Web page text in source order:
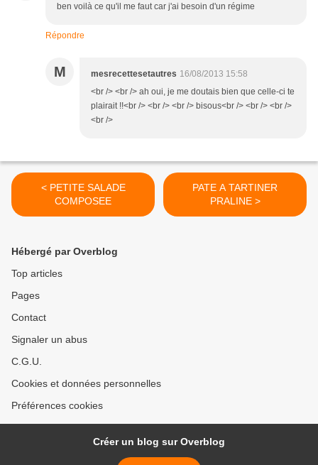
ben voilà ce qu'il me faut car j'ai besoin d'un régime
Répondre
M mesrecettesetautres 16/08/2013 15:58
<br /> <br /> ah oui, je me doutais bien que celle-ci te
plairait !!<br /> <br /> <br /> bisous<br /> <br /> <br />
<br />
< PETITE SALADE
COMPOSEE
PATE A TARTINER
PRALINE >
Hébergé par Overblog
Top articles
Pages
Contact
Signaler un abus
C.G.U.
Cookies et données personnelles
Préférences cookies
Créer un blog sur Overblog